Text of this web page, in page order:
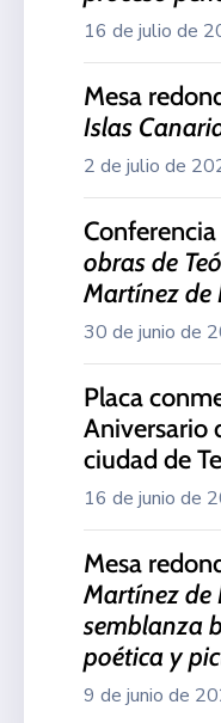
16 de julio de
Mesa
Islas
2 de julio de
Conferencia
obras de
Martínez de
30 de junio de
Placa
Aniversario
ciudad de
16 de junio de
Mesa
Martínez de
semblanza
poética y
9 de junio de